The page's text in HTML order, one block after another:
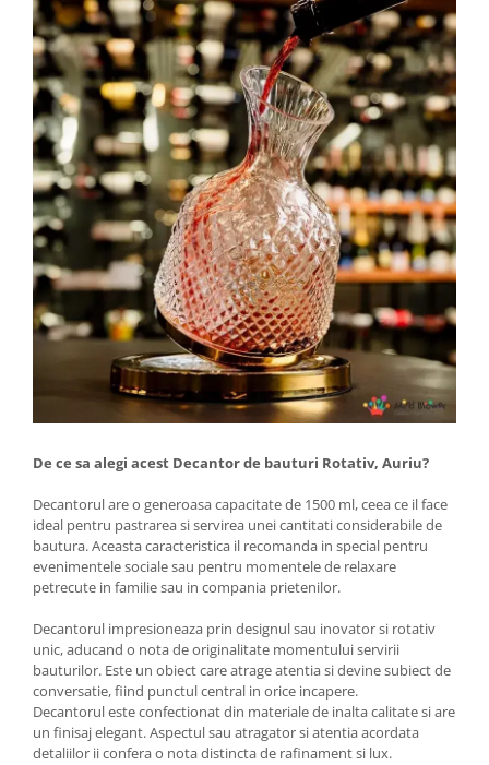
De ce sa alegi acest Decantor de bauturi Rotativ, Auriu?
Decantorul are o generoasa capacitate de 1500 ml, ceea ce il face
ideal pentru pastrarea si servirea unei cantitati considerabile de
bautura. Aceasta caracteristica il recomanda in special pentru
evenimentele sociale sau pentru momentele de relaxare
petrecute in familie sau in compania prietenilor.
Decantorul impresioneaza prin designul sau inovator si rotativ
unic, aducand o nota de originalitate momentului servirii
bauturilor. Este un obiect care atrage atentia si devine subiect de
conversatie, fiind punctul central in orice incapere.
Decantorul este confectionat din materiale de inalta calitate si are
un finisaj elegant. Aspectul sau atragator si atentia acordata
detaliilor ii confera o nota distincta de rafinament si lux.